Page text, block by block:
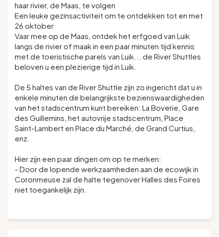
haar rivier, de Maas, te volgen
Een leuke gezinsactiviteit om te ontdekken tot en met
26 oktober
Vaar mee op de Maas, ontdek het erfgoed van Luik
langs de rivier of maak in een paar minuten tijd kennis
met de toeristische parels van Luik... de River Shuttles
beloven u een plezierige tijd in Luik.
De 5 haltes van de River Shuttle zijn zo ingericht dat u in
enkele minuten de belangrijkste bezienswaardigheden
van het stadscentrum kunt bereiken: La Boverie, Gare
des Guillemins, het autovrije stadscentrum, Place
Saint-Lambert en Place du Marché, de Grand Curtius,
enz.
Hier zijn een paar dingen om op te merken:
- Door de lopende werkzaamheden aan de ecowijk in
Coronmeuse zal de halte tegenover Halles des Foires
niet toegankelijk zijn.